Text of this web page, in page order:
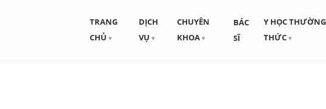
TRANG
CHỦ
DỊCH
VỤ
CHUYÊN
KHOA
BÁC
SĨ
Y HỌC THƯỜNG
THỨC